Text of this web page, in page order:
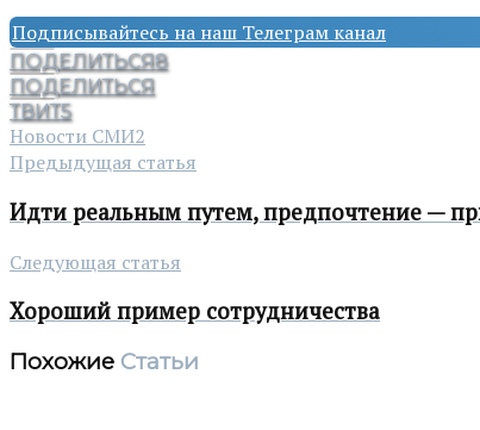
Подписывайтесь на наш Телеграм канал
ПОДЕЛИТЬСЯ8
ПОДЕЛИТЬСЯ
ТВИТ5
Новости СМИ2
Предыдущая статья
Идти реальным путем, предпочтение —
Следующая статья
Хороший пример сотрудничества
Похожие Статьи